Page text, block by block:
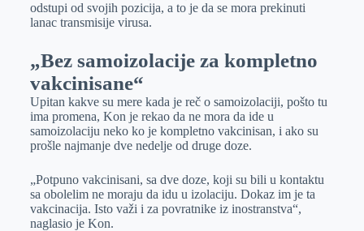
odstupi od svojih pozicija, a to je da se mora prekinuti
lanac transmisije virusa.
„Bez samoizolacije za kompletno
vakcinisane“
Upitan kakve su mere kada je reč o samoizolaciji, pošto tu
ima promena, Kon je rekao da ne mora da ide u
samoizolaciju neko ko je kompletno vakcinisan, i ako su
prošle najmanje dve nedelje od druge doze.
„Potpuno vakcinisani, sa dve doze, koji su bili u kontaktu
sa obolelim ne moraju da idu u izolaciju. Dokaz im je ta
vakcinacija. Isto važi i za povratnike iz inostranstva“,
naglasio je Kon.